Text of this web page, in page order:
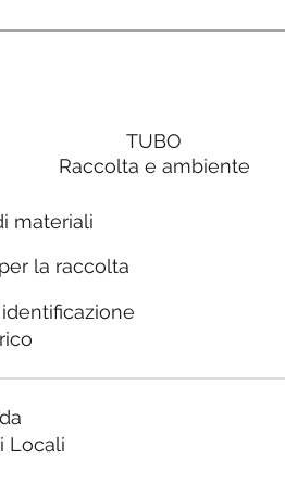
TUBO
Raccolta e ambiente
materiali
la raccolta
Locali